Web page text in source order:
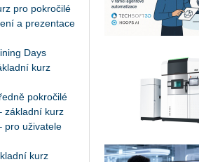
pro pokročilé
a prezentace
Days
kurz
pokročilé
základní kurz
pro uživatele
kurz